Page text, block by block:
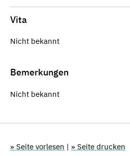
Vita
Nicht bekannt
Bemerkungen
Nicht bekannt
» Seite vorlesen | » Seite drucken